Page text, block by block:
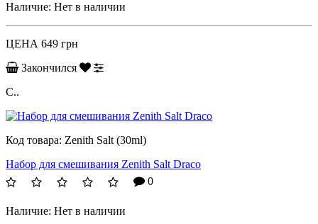
Наличие: Нет в наличии
ЦЕНА 649 грн
Закончился
C..
Код товара: Zenith Salt (30ml)
Набор для смешивания Zenith Salt Draco
0
Наличие: Нет в наличии